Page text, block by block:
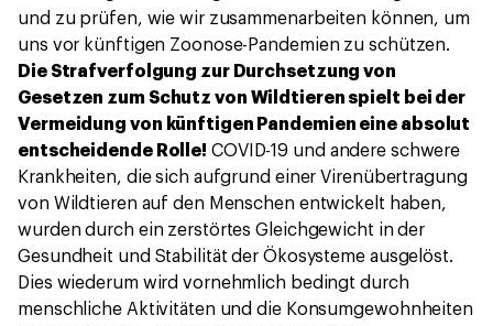
und zu prüfen, wie wir zusammenarbeiten können, um
uns vor künftigen Zoonose-Pandemien zu schützen.
Die Strafverfolgung zur Durchsetzung von
Gesetzen zum Schutz von Wildtieren spielt bei der
Vermeidung von künftigen Pandemien eine absolut
entscheidende Rolle! COVID-19 und andere schwere
Krankheiten, die sich aufgrund einer Virenübertragung
von Wildtieren auf den Menschen entwickelt haben,
wurden durch ein zerstörtes Gleichgewicht in der
Gesundheit und Stabilität der Ökosysteme ausgelöst.
Dies wiederum wird vornehmlich bedingt durch
menschliche Aktivitäten und die Konsumgewohnheiten